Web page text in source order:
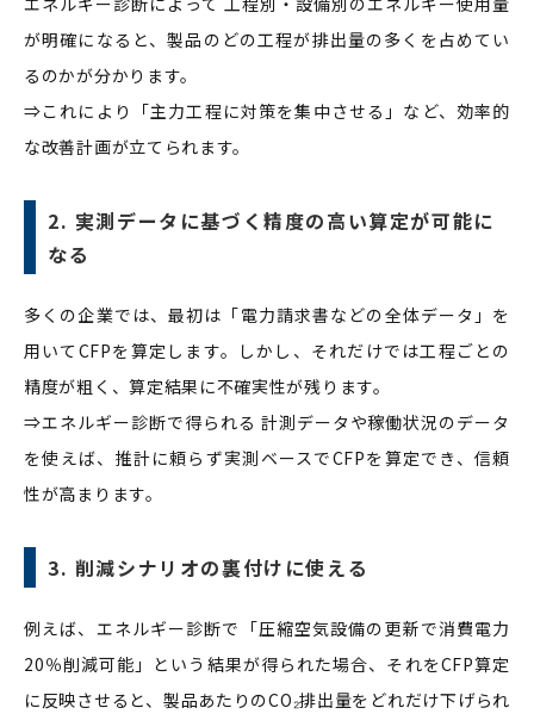
が明確になると、製品のどの工程が排出量の多くを占めてい
るのかが分かります。
⇒これにより「主力工程に対策を集中させる」など、効率的
な改善計画が立てられます。
2. 実測データに基づく精度の高い算定が可能に
なる
多くの企業では、最初は「電力請求書などの全体データ」を
用いてCFPを算定します。しかし、それだけでは工程ごとの
精度が粗く、算定結果に不確実性が残ります。
⇒エネルギー診断で得られる 計測データや稼働状況のデータ
を使えば、推計に頼らず実測ベースでCFPを算定でき、信頼
性が高まります。
3. 削減シナリオの裏付けに使える
例えば、エネルギー診断で「圧縮空気設備の更新で消費電力
20％削減可能」という結果が得られた場合、それをCFP算定
に反映させると、製品あたりのCO₂排出量をどれだけ下げられ